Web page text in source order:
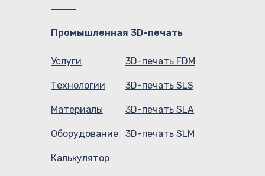
Промышленная 3D-печать
Услуги
Технологии
Материалы
Оборудование
Калькулятор
3D-печать FDM
3D-печать SLS
3D-печать SLA
3D-печать SLM